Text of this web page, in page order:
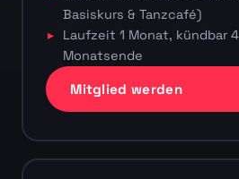
Basiskurs & Tanzcafé)
Laufzeit 1 Monat, kündbar
Monatsende
Mitglied werden